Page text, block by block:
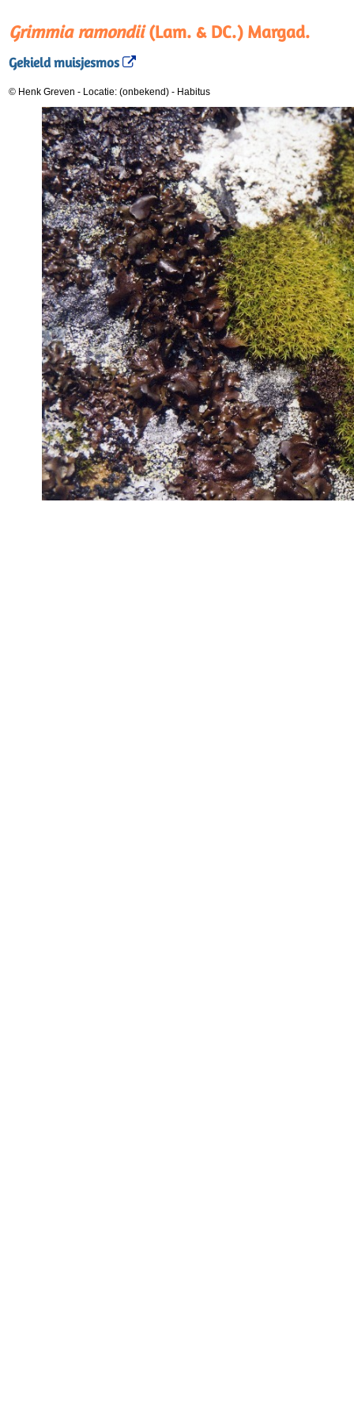
Grimmia ramondii(Lam. & DC.) Margad.
Gekield muisjesmos
© Henk Greven - Locatie: (onbekend) - Habitus